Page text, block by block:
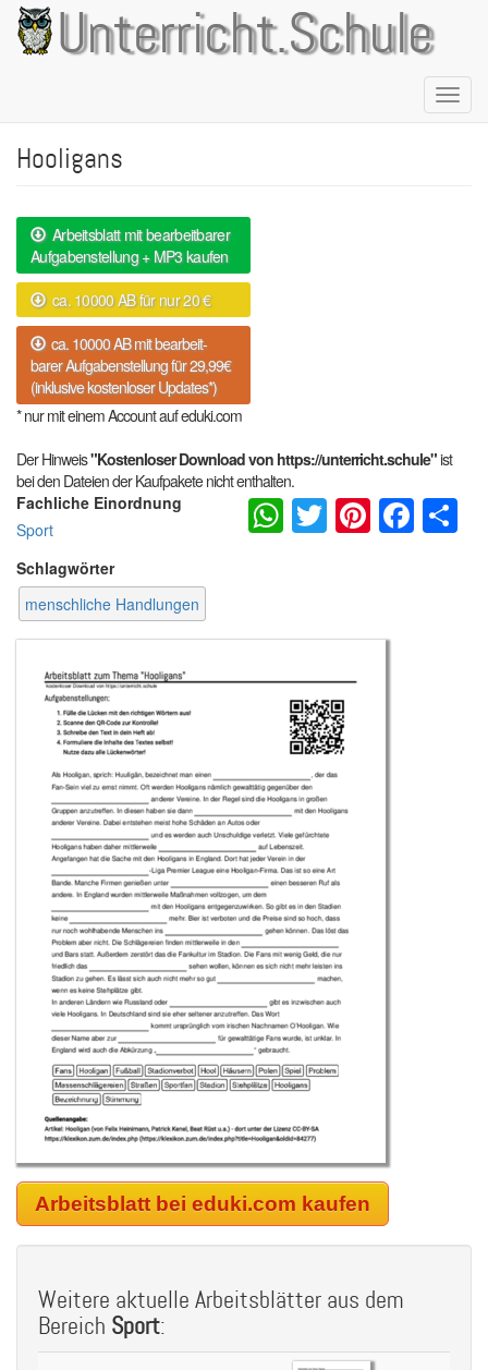
Direkt
zum
Inhalt
Unterricht.Schule
Hooligans
Arbeitsblatt mit bearbeitbarer
Aufgabenstellung + MP3 kaufen
ca. 10000 AB für nur 20 €
ca. 10000 AB mit bearbeit-
barer Aufgabenstellung für 29,99€
(inklusive kostenloser Updates*)
* nur mit einem Account auf eduki.com
Der Hinweis"Kostenloser Download von https://unterricht.schule"ist
bei den Dateien der Kaufpakete nicht enthalten.
Fachliche Einordnung
Sport
Schlagwörter
menschliche Handlungen
WhatsApp
Twitter
Arbeitsblatt bei eduki.com kaufen
Weitere aktuelle Arbeitsblätter aus dem
Bereich Sport: